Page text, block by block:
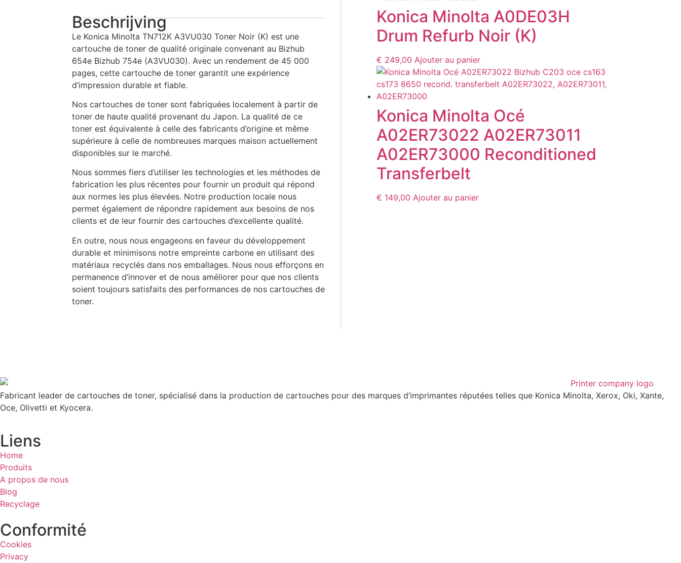
Beschrijving
Le Konica Minolta TN712K A3VU030 Toner Noir (K) est une
cartouche de toner de qualité originale convenant au Bizhub
654e Bizhub 754e (A3VU030). Avec un rendement de 45 000
pages, cette cartouche de toner garantit une expérience
d’impression durable et fiable.
Nos cartouches de toner sont fabriquées localement à partir de
toner de haute qualité provenant du Japon. La qualité de ce
toner est équivalente à celle des fabricants d’origine et même
supérieure à celle de nombreuses marques maison actuellement
disponibles sur le marché.
Nous sommes fiers d’utiliser les technologies et les méthodes de
fabrication les plus récentes pour fournir un produit qui répond
aux normes les plus élevées. Notre production locale nous
permet également de répondre rapidement aux besoins de nos
clients et de leur fournir des cartouches d’excellente qualité.
En outre, nous nous engageons en faveur du développement
durable et minimisons notre empreinte carbone en utilisant des
matériaux recyclés dans nos emballages. Nous nous efforçons en
permanence d’innover et de nous améliorer pour que nos clients
soient toujours satisfaits des performances de nos cartouches de
toner.
Konica Minolta A0DE03H
Drum Refurb Noir (K)
€ 249,00 Ajouter au panier
Konica Minolta Océ
A02ER73022 A02ER73011
A02ER73000 Reconditioned
Transferbelt
€ 149,00 Ajouter au panier
Fabricant leader de cartouches de toner, spécialisé dans la production de cartouches pour des marques d’imprimantes réputées telles que Konica Minolta, Xerox, Oki, Xante,
Oce, Olivetti et Kyocera.
Liens
Home
Produits
A propos de nous
Blog
Recyclage
Conformité
Cookies
Privacy